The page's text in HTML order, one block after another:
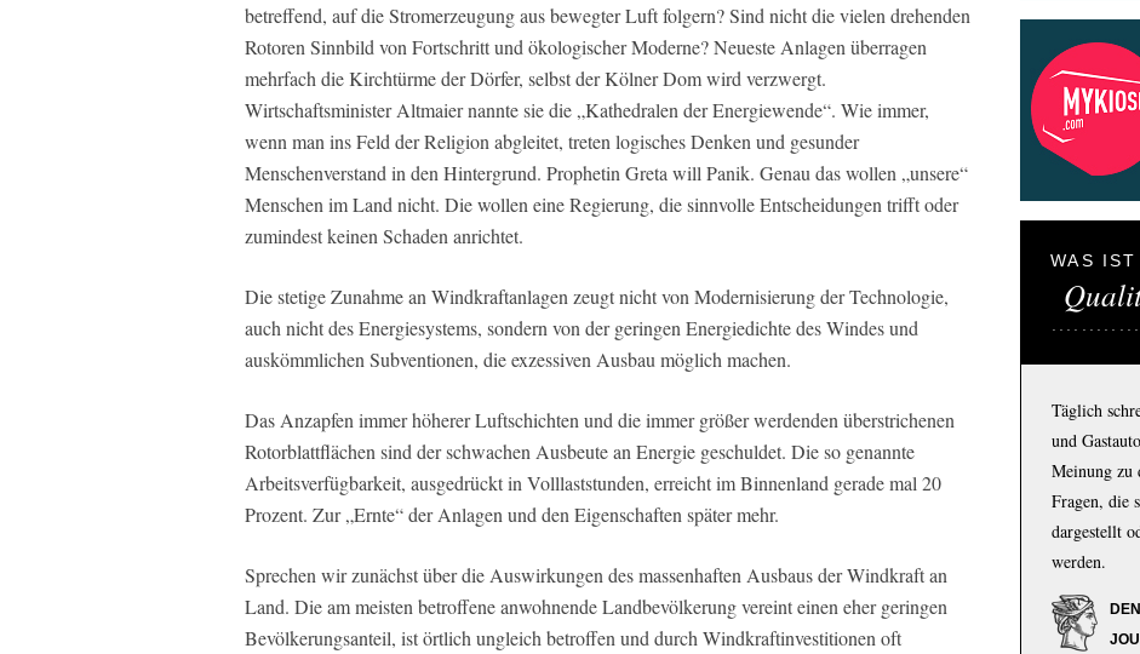
betreffend, auf die Stromerzeugung aus bewegter Luft folgern? Sind nicht die vielen drehenden
Rotoren Sinnbild von Fortschritt und ökologischer Moderne? Neueste Anlagen überragen
mehrfach die Kirchtürme der Dörfer, selbst der Kölner Dom wird verzwergt.
Wirtschaftsminister Altmaier nannte sie die „Kathedralen der Energiewende“. Wie immer,
wenn man ins Feld der Religion abgleitet, treten logisches Denken und gesunder
Menschenverstand in den Hintergrund. Prophetin Greta will Panik. Genau das wollen „unsere“
Menschen im Land nicht. Die wollen eine Regierung, die sinnvolle Entscheidungen trifft oder
zumindest keinen Schaden anrichtet.
Die stetige Zunahme an Windkraftanlagen zeugt nicht von Modernisierung der Technologie,
auch nicht des Energiesystems, sondern von der geringen Energiedichte des Windes und
auskömmlichen Subventionen, die exzessiven Ausbau möglich machen.
Das Anzapfen immer höherer Luftschichten und die immer größer werdenden überstrichenen
Rotorblattflächen sind der schwachen Ausbeute an Energie geschuldet. Die so genannte
Arbeitsverfügbarkeit, ausgedrückt in Volllaststunden, erreicht im Binnenland gerade mal 20
Prozent. Zur „Ernte“ der Anlagen und den Eigenschaften später mehr.
Sprechen wir zunächst über die Auswirkungen des massenhaften Ausbaus der Windkraft an
Land. Die am meisten betroffene anwohnende Landbevölkerung vereint einen eher geringen
Bevölkerungsanteil, ist örtlich ungleich betroffen und durch Windkraftinvestitionen oft
WAS
Täglich
und
Meinung zu
Fragen, die
dargestellt
werden.